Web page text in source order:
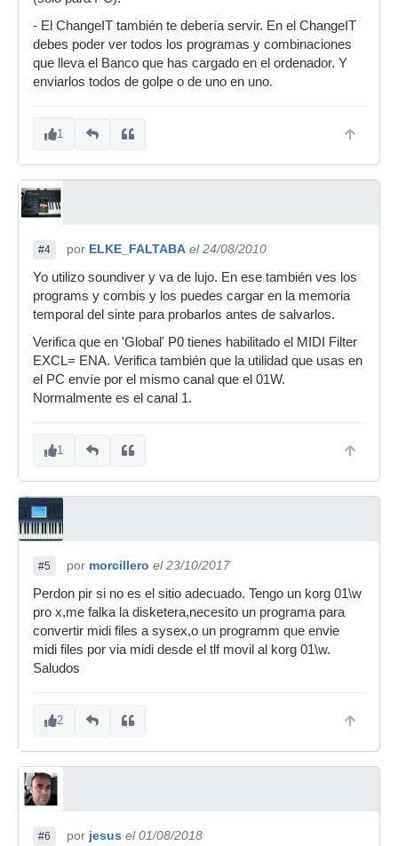
- El ChangeIT también te debería servir. En el ChangeIT
debes poder ver todos los programas y combinaciones
que lleva el Banco que has cargado en el ordenador. Y
enviarlos todos de golpe o de uno en uno.
1
#4 por ELKE_FALTABA el 24/08/2010
Yo utilizo soundiver y va de lujo. En ese también ves los
programs y combis y los puedes cargar en la memoria
temporal del sinte para probarlos antes de salvarlos.
Verifica que en 'Global' P0 tienes habilitado el MIDI Filter
EXCL= ENA. Verifica también que la utilidad que usas en
el PC envíe por el mismo canal que el 01W.
Normalmente es el canal 1.
1
#5 por morcillero el 23/10/2017
Perdon pir si no es el sitio adecuado. Tengo un korg 01\w
pro x,me falka la disketera,necesito un programa para
convertir midi files a sysex,o un programm que envie
midi files por via midi desde el tlf movil al korg 01\w.
Saludos
2
#6 por jesus el 01/08/2018